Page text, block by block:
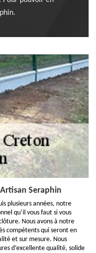
Seraphin
plusieurs années, notre
qu’il vous faut si vous
Nous avons à notre
compétents qui seront en
et sur mesure. Nous
d’excellente qualité, solide